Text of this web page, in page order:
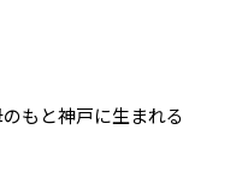
もと神戸に生まれる